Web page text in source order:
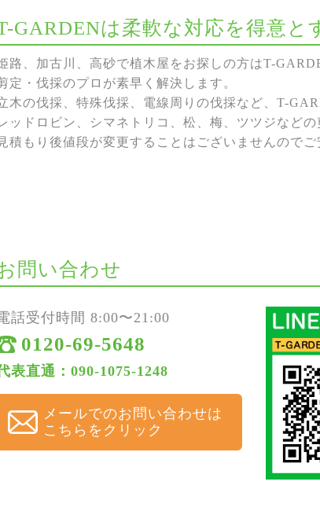
GARDENは柔軟な対応を得意と
路、加古川、高砂で植木屋をお探しの方はT-
定・伐採のプロが素早く解決します。
木の伐採、特殊伐採、電線周りの伐採など、T-
ッドロビン、シマネトリコ、松、梅、ツツジなど
積もり後値段が変更することはございませんのでご
問い合わせ
話受付時間 8:00〜21:00
0120-69-5648
表直通：090-1075-1248
メールでのお問い合わせは
こちらをクリック